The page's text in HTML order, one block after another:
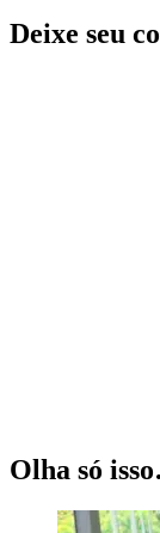
Deixe seu
Olha só